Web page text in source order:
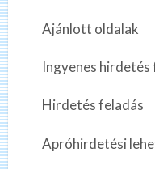
Ajánlott oldalak
Ingyenes hirdetés
Hirdetés feladás
Apróhirdetési